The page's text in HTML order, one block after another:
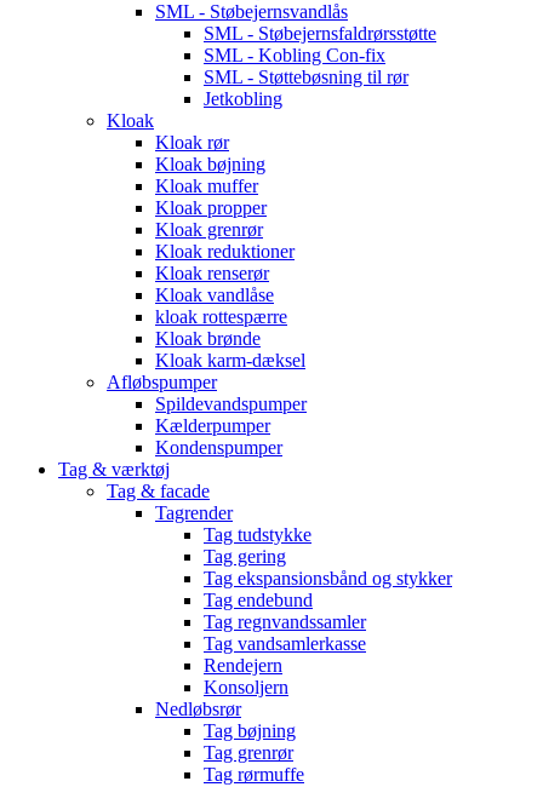
SML - Støbejernsvandlås
SML - Støbejernsfaldrørsstøtte
SML - Kobling Con-fix
SML - Støttebøsning til rør
Jetkobling
Kloak
Kloak rør
Kloak bøjning
Kloak muffer
Kloak propper
Kloak grenrør
Kloak reduktioner
Kloak renserør
Kloak vandlåse
kloak rottespærre
Kloak brønde
Kloak karm-dæksel
Afløbspumper
Spildevandspumper
Kælderpumper
Kondenspumper
Tag & værktøj
Tag & facade
Tagrender
Tag tudstykke
Tag gering
Tag ekspansionsbånd og stykker
Tag endebund
Tag regnvandssamler
Tag vandsamlerkasse
Rendejern
Konsoljern
Nedløbsrør
Tag bøjning
Tag grenrør
Tag rørmuffe